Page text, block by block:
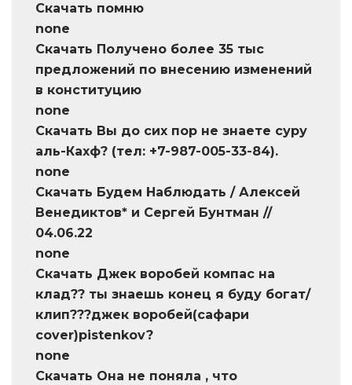
Скачать помню
none
Скачать Получено более 35 тыс
предложений по внесению изменений
в конституцию
none
Скачать Вы до сих пор не знаете суру
аль-Кахф? (тел: +7-987-005-33-84).
none
Скачать Будем Наблюдать / Алексей
Венедиктов* и Сергей Бунтман //
04.06.22
none
Скачать Джек воробей компас на
клад?? ты знаешь конец я буду богат/
клип???джек воробей(сафари
cover)pistenkov?
none
Скачать Она не поняла , что